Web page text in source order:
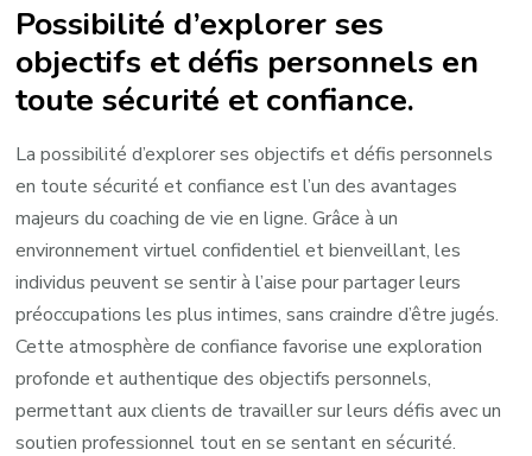
Possibilité d’explorer ses
objectifs et défis personnels en
toute sécurité et confiance.
La possibilité d’explorer ses objectifs et défis personnels
en toute sécurité et confiance est l’un des avantages
majeurs du coaching de vie en ligne. Grâce à un
environnement virtuel confidentiel et bienveillant, les
individus peuvent se sentir à l’aise pour partager leurs
préoccupations les plus intimes, sans craindre d’être jugés.
Cette atmosphère de confiance favorise une exploration
profonde et authentique des objectifs personnels,
permettant aux clients de travailler sur leurs défis avec un
soutien professionnel tout en se sentant en sécurité.